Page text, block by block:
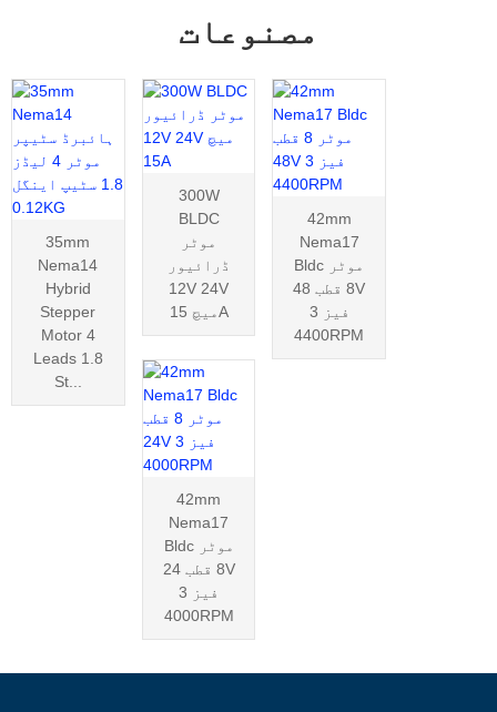
مصنوعات
35mm
Nema14
Hybrid
Stepper
Motor 4
Leads 1.8
St...
300W
BLDC
موٹر
ڈرائیور
12V 24V
میچ 15A
42mm
Nema17
Bldc موٹر
8 قطب 48V
3 فیز
4400RPM
42mm
Nema17
Bldc موٹر
8 قطب 24V
3 فیز
4000RPM